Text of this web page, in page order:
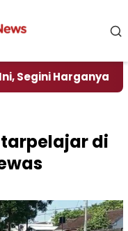
Harganya
di